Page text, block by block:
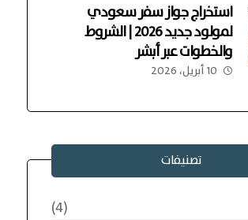
استخراج جواز سفر سعودي
لمولود جديد 2026 | الشروط
والخطوات عبر أبشر
10 أبريل، 2026
تصنيفات
(4)